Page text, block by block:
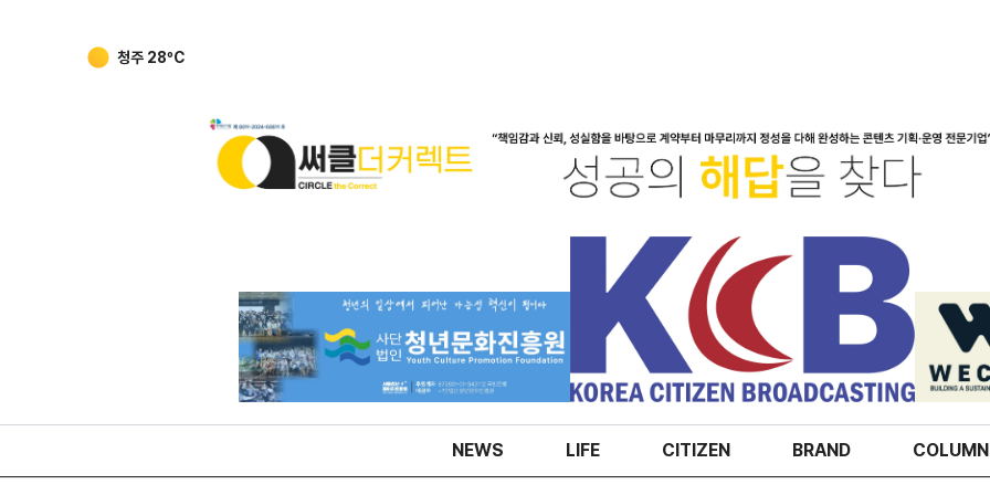
강릉 25.7ºC
NEWS LIFE CITIZEN BRAND COLUMN